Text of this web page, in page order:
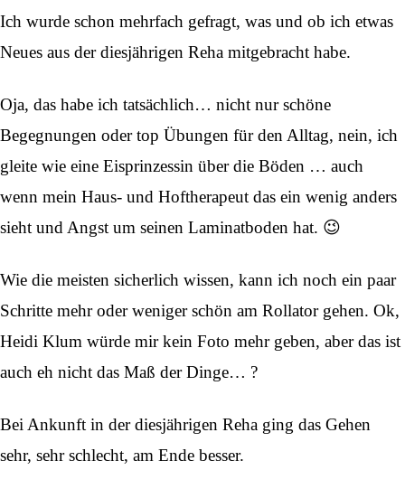
Ich wurde schon mehrfach gefragt, was und ob ich etwas
Neues aus der diesjährigen Reha mitgebracht habe.
Oja, das habe ich tatsächlich… nicht nur schöne
Begegnungen oder top Übungen für den Alltag, nein, ich
gleite wie eine Eisprinzessin über die Böden … auch
wenn mein Haus- und Hoftherapeut das ein wenig anders
sieht und Angst um seinen Laminatboden hat. 😉
Wie die meisten sicherlich wissen, kann ich noch ein paar
Schritte mehr oder weniger schön am Rollator gehen. Ok,
Heidi Klum würde mir kein Foto mehr geben, aber das ist
auch eh nicht das Maß der Dinge… ?
Bei Ankunft in der diesjährigen Reha ging das Gehen
sehr, sehr schlecht, am Ende besser.